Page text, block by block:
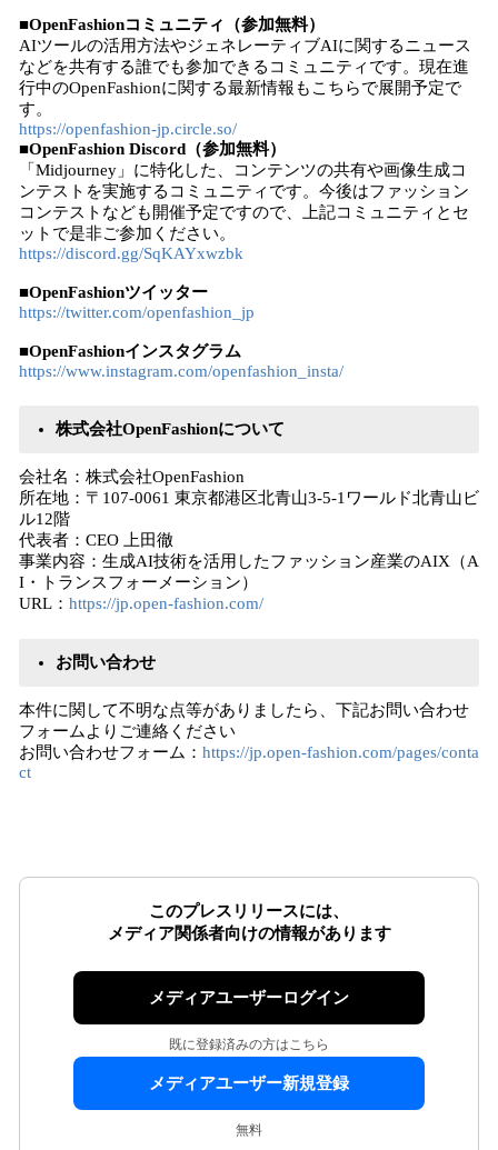
■OpenFashionコミュニティ（参加無料）
AIツールの活用方法やジェネレーティブAIに関するニュース
などを共有する誰でも参加できるコミュニティです。現在進
行中のOpenFashionに関する最新情報もこちらで展開予定で
す。
https://openfashion-jp.circle.so/
■OpenFashion Discord（参加無料）
「Midjourney」に特化した、コンテンツの共有や画像生成コ
ンテストを実施するコミュニティです。今後はファッション
コンテストなども開催予定ですので、上記コミュニティとセ
ットで是非ご参加ください。
https://discord.gg/SqKAYxwzbk
■OpenFashionツイッター
https://twitter.com/openfashion_jp
■OpenFashionインスタグラム
https://www.instagram.com/openfashion_insta/
株式会社OpenFashionについて
会社名：株式会社OpenFashion
所在地：〒107-0061 東京都港区北青山3-5-1ワールド北青山ビ
ル12階
代表者：CEO 上田徹
事業内容：生成AI技術を活用したファッション産業のAIX（A
I・トランスフォーメーション）
URL： https://jp.open-fashion.com/
お問い合わせ
本件に関して不明な点等がありましたら、下記お問い合わせ
フォームよりご連絡ください
お問い合わせフォーム： https://jp.open-fashion.com/pages/conta
ct
このプレスリリースには、
メディア関係者向けの情報があります
メディアユーザーログイン
既に登録済みの方はこちら
メディアユーザー新規登録
無料